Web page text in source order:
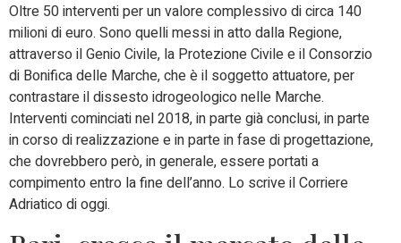
Oltre 50 interventi per un valore complessivo di circa 140
milioni di euro. Sono quelli messi in atto dalla Regione,
attraverso il Genio Civile, la Protezione Civile e il Consorzio
di Bonifica delle Marche, che è il soggetto attuatore, per
contrastare il dissesto idrogeologico nelle Marche.
Interventi cominciati nel 2018, in parte già conclusi, in parte
in corso di realizzazione e in parte in fase di progettazione,
che dovrebbero però, in generale, essere portati a
compimento entro la fine dell’anno. Lo scrive il Corriere
Adriatico di oggi.